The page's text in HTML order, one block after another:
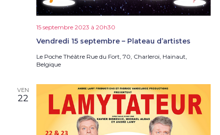
Vendredi 15 septembre – Plateau d’artistes
15 septembre 2023 à 20h30
Le Poche Théâtre Rue du Fort, 70, Charleroi, Hainaut,
Belgique
VEN
22